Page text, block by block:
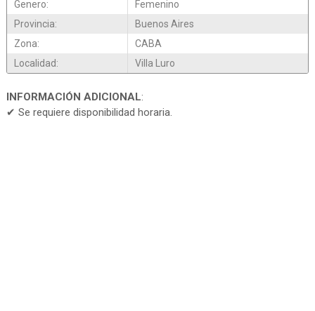
Genero:
Femenino
Provincia:
Buenos Aires
Zona:
CABA
Localidad:
Villa Luro
INFORMACIÓN ADICIONAL:
✔ Se requiere disponibilidad horaria.